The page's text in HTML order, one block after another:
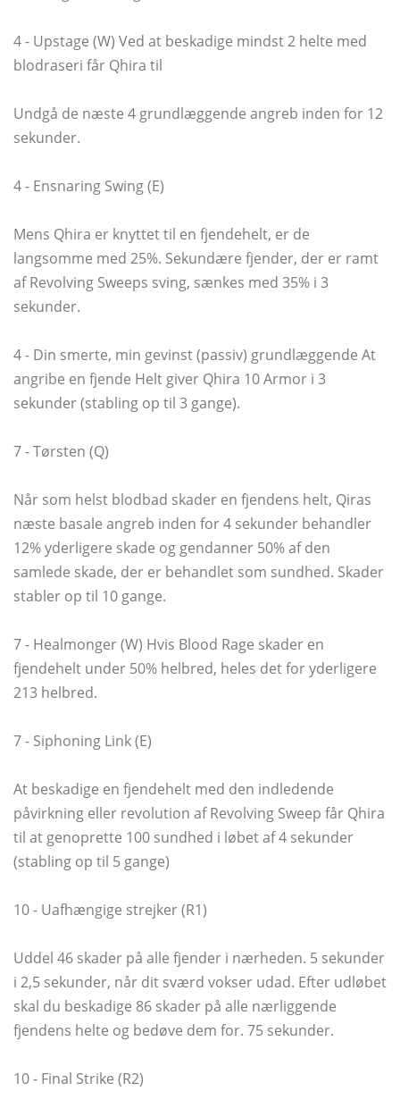
4 - Upstage (W) Ved at beskadige mindst 2 helte med
blodraseri får Qhira til
Undgå de næste 4 grundlæggende angreb inden for 12
sekunder.
4 - Ensnaring Swing (E)
Mens Qhira er knyttet til en fjendehelt, er de
langsomme med 25%. Sekundære fjender, der er ramt
af Revolving Sweeps sving, sænkes med 35% i 3
sekunder.
4 - Din smerte, min gevinst (passiv) grundlæggende At
angribe en fjende Helt giver Qhira 10 Armor i 3
sekunder (stabling op til 3 gange).
7 - Tørsten (Q)
Når som helst blodbad skader en fjendens helt, Qiras
næste basale angreb inden for 4 sekunder behandler
12% yderligere skade og gendanner 50% af den
samlede skade, der er behandlet som sundhed. Skader
stabler op til 10 gange.
7 - Healmonger (W) Hvis Blood Rage skader en
fjendehelt under 50% helbred, heles det for yderligere
213 helbred.
7 - Siphoning Link (E)
At beskadige en fjendehelt med den indledende
påvirkning eller revolution af Revolving Sweep får Qhira
til at genoprette 100 sundhed i løbet af 4 sekunder
(stabling op til 5 gange)
10 - Uafhængige strejker (R1)
Uddel 46 skader på alle fjender i nærheden. 5 sekunder
i 2,5 sekunder, når dit sværd vokser udad. Efter udløbet
skal du beskadige 86 skader på alle nærliggende
fjendens helte og bedøve dem for. 75 sekunder.
10 - Final Strike (R2)